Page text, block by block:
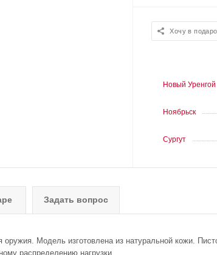
Хочу в
Новый Уренгой
Ноябрьск
Сургут
Задать вопрос
Модель изготовлена из натуральной кожи.
распределению нагрузки